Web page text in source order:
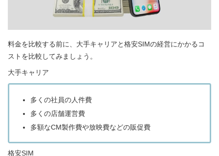
料金を比較する前に、大手キャリアと格安SIMの経営にかかるコ
ストを比較してみましょう。
大手キャリア
多くの社員の人件費
多くの店舗運営費
多額なCM製作費や放映費などの販促費
格安SIM